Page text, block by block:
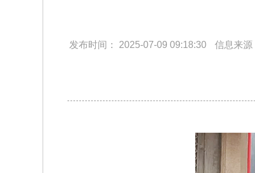
发布时间： 2025-07-09 09:18:30 信息来源